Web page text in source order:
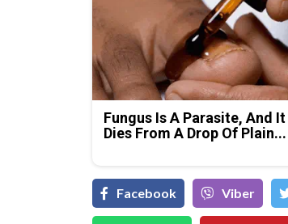
Fungus Is A Parasite, And It
Dies From A Drop Of Plain...
Facebook Viber